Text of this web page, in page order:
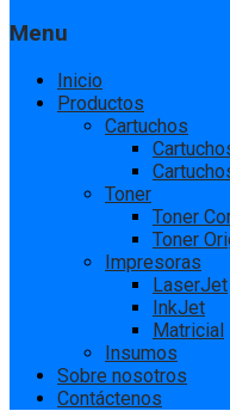
Menu
Inicio
Productos
Cartuchos
Toner
Toner
Toner
Impresoras
LaserJet
InkJet
Matricial
Insumos
Sobre nosotros
Contáctenos